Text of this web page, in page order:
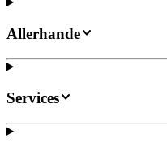
Allerhande
Services